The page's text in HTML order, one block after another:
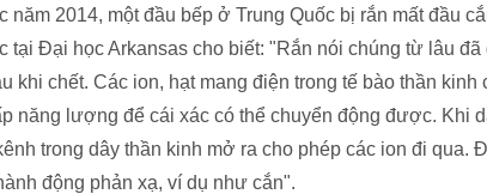
năm 2014, một đầu bếp ở Trung Quốc bị rắn mất đầu
tại Đại học Arkansas cho biết: "Rắn nói chúng từ lâu
khi chết. Các ion, hạt mang điện trong tế bào thần
năng lượng để cái xác có thể chuyển động được. Khi
trong dây thần kinh mở ra cho phép các ion đi qua.
động phản xạ, ví dụ như cắn".